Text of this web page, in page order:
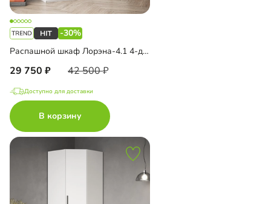
-30%
Распашной шкаф Лорэна-4.1 4-дверный
29 750 42 500
Доступно для доставки
В корзину